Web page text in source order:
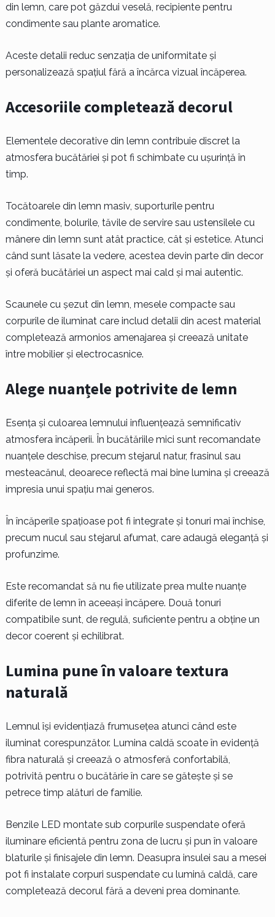
din lemn, care pot găzdui veselă, recipiente pentru
condimente sau plante aromatice.
Aceste detalii reduc senzația de uniformitate și
personalizează spațiul fără a încărca vizual încăperea.
Accesoriile completează decorul
Elementele decorative din lemn contribuie discret la
atmosfera bucătăriei și pot fi schimbate cu ușurință în
timp.
Tocătoarele din lemn masiv, suporturile pentru
condimente, bolurile, tăvile de servire sau ustensilele cu
mânere din lemn sunt atât practice, cât și estetice. Atunci
când sunt lăsate la vedere, acestea devin parte din decor
și oferă bucătăriei un aspect mai cald și mai autentic.
Scaunele cu șezut din lemn, mesele compacte sau
corpurile de iluminat care includ detalii din acest material
completează armonios amenajarea și creează unitate
între mobilier și electrocasnice.
Alege nuanțele potrivite de lemn
Esența și culoarea lemnului influențează semnificativ
atmosfera încăperii. În bucătăriile mici sunt recomandate
nuanțele deschise, precum stejarul natur, frasinul sau
mesteacănul, deoarece reflectă mai bine lumina și creează
impresia unui spațiu mai generos.
În încăperile spațioase pot fi integrate și tonuri mai închise,
precum nucul sau stejarul afumat, care adaugă eleganță și
profunzime.
Este recomandat să nu fie utilizate prea multe nuanțe
diferite de lemn în aceeași încăpere. Două tonuri
compatibile sunt, de regulă, suficiente pentru a obține un
decor coerent și echilibrat.
Lumina pune în valoare textura
naturală
Lemnul își evidențiază frumusețea atunci când este
iluminat corespunzător. Lumina caldă scoate în evidență
fibra naturală și creează o atmosferă confortabilă,
potrivită pentru o bucătărie în care se gătește și se
petrece timp alături de familie.
Benzile LED montate sub corpurile suspendate oferă
iluminare eficientă pentru zona de lucru și pun în valoare
blaturile și finisajele din lemn. Deasupra insulei sau a mesei
pot fi instalate corpuri suspendate cu lumină caldă, care
completează decorul fără a deveni prea dominante.